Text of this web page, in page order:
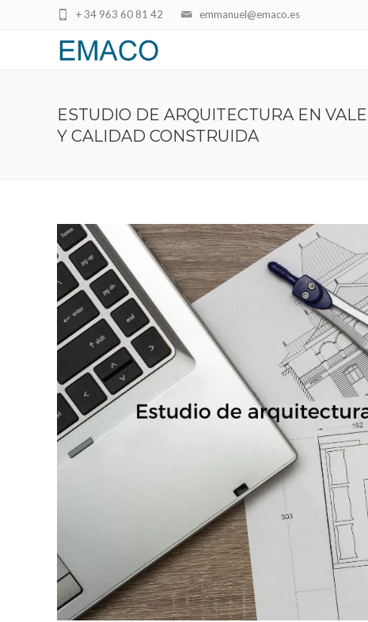
emmanuel@emaco.es
+ 34 963 60 81 42
ESTUDIO DE ARQUITECTURA EN
Y CALIDAD CONSTRUIDA